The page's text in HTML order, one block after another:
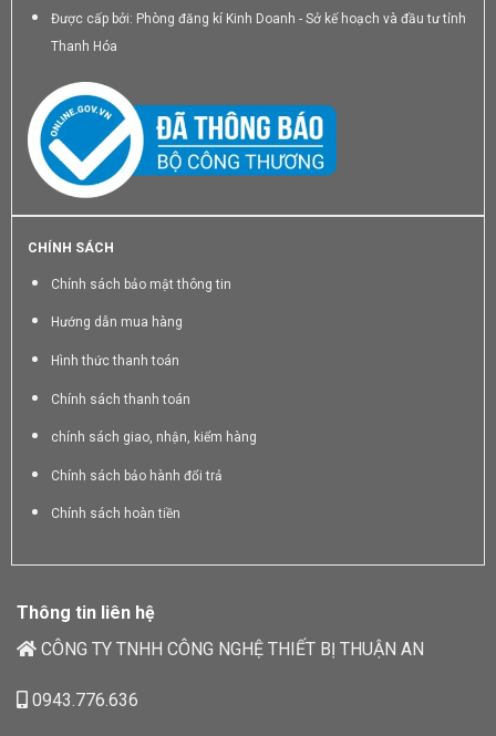
Được cấp bởi: Phòng đăng kí Kinh Doanh - Sở kế hoạch và đầu tư tỉnh
Thanh Hóa
CHÍNH SÁCH
Chính sách bảo mật thông tin
Hướng dẫn mua hàng
Hình thức thanh toán
Chính sách thanh toán
chính sách giao, nhận, kiểm hàng
Chính sách bảo hành đổi trả
Chính sách hoàn tiền
Thông tin liên hệ
CÔNG TY TNHH CÔNG NGHỆ THIẾT BỊ THUẬN AN
0943.776.636